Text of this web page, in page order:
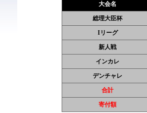
大会名
総理大臣杯
Iリーグ
新人戦
インカレ
デンチャレ
合計
寄付額